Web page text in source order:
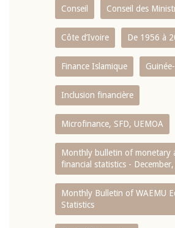
Conseil Conseil des
Côte d’Ivoire De 1956 à
Finance Islamique
Inclusion financière
Microfinance, SFD, UEMOA
Monthly bulletin of monetary
financial statistics -
Monthly Bulletin of WAEMU
Statistics